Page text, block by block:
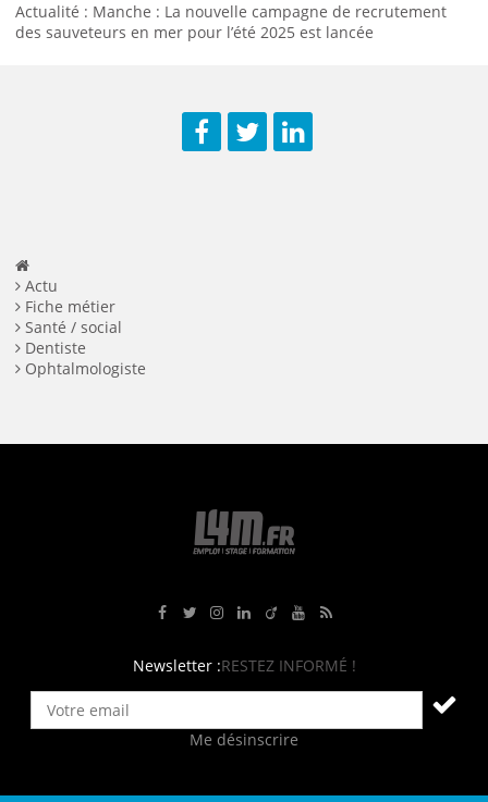
Actualité : Manche : La nouvelle campagne de recrutement
des sauveteurs en mer pour l’été 2025 est lancée
Actu
Fiche métier
Santé / social
Dentiste
Ophtalmologiste
Newsletter :RESTEZ INFORMÉ !
Me désinscrire